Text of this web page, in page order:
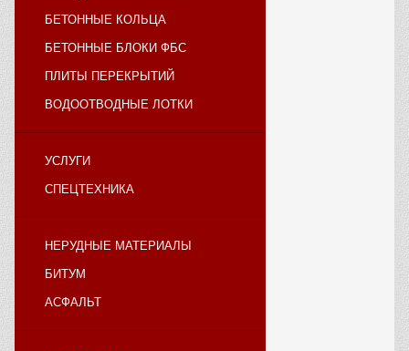
БЕТОННЫЕ КОЛЬЦА
БЕТОННЫЕ БЛОКИ ФБС
ПЛИТЫ ПЕРЕКРЫТИЙ
ВОДООТВОДНЫЕ ЛОТКИ
УСЛУГИ
СПЕЦТЕХНИКА
НЕРУДНЫЕ МАТЕРИАЛЫ
БИТУМ
АСФАЛЬТ